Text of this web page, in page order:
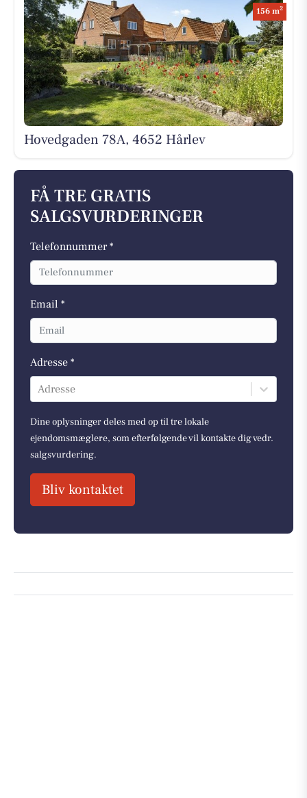
156 m2
Hovedgaden 78A, 4652 Hårlev
FÅ TRE GRATIS
SALGSVURDERINGER
Telefonnummer *
Email *
Adresse *
Adresse
Dine oplysninger deles med op til tre lokale
ejendomsmæglere, som efterfølgende vil kontakte dig vedr.
salgsvurdering.
Bliv kontaktet